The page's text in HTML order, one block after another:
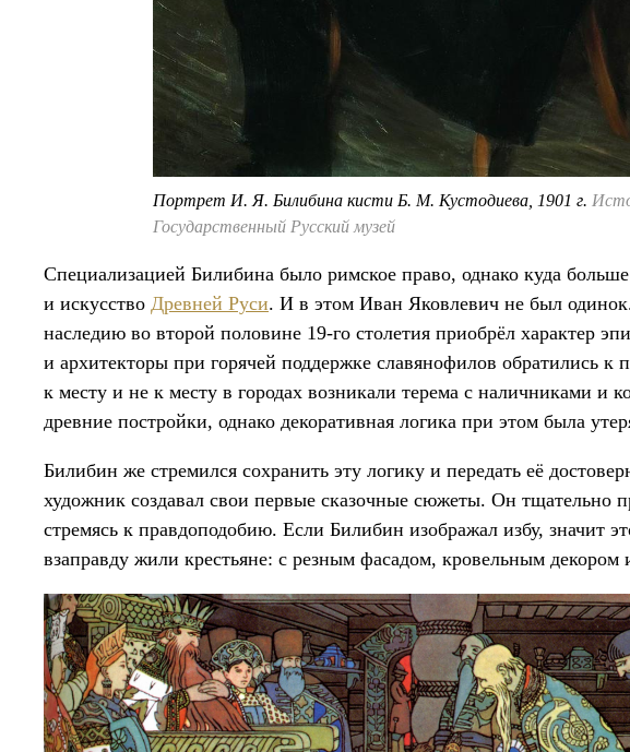
Портрет И. Я. Билибина кисти Б. М. Кустодиева, 1901 г.
Государственный Русский музей
Специализацией Билибина было римское право, однако куда
и искусство Древней Руси. И в этом Иван Яковлевич не был
наследию во второй половине 19-го столетия приобрёл характер
и архитекторы при горячей поддержке славянофилов обратились к
к месту и не к месту в городах возникали терема с наличниками
древние постройки, однако декоративная логика при этом была
Билибин же стремился сохранить эту логику и передать её
художник создавал свои первые сказочные сюжеты. Он тщательно
стремясь к правдоподобию. Если Билибин изображал избу, значит
взаправду жили крестьяне: с резным фасадом, кровельным